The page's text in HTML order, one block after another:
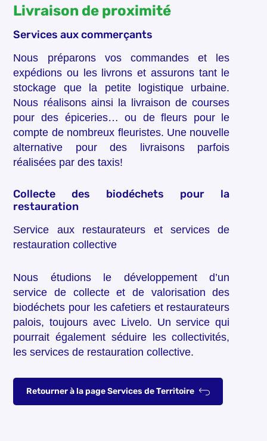
Livraison de proximité
Services aux commerçants
Nous préparons vos commandes et les
expédions ou les livrons et assurons tant le
stockage que la petite logistique urbaine.
Nous réalisons ainsi la livraison de courses
pour des épiceries… ou de fleurs pour le
compte de nombreux fleuristes. Une nouvelle
alternative pour des livraisons parfois
réalisées par des taxis!
Collecte des biodéchets pour la
restauration
Service aux restaurateurs et services de
restauration collective
Nous étudions le développement d’un
service de collecte et de valorisation des
biodéchets pour les cafetiers et restaurateurs
palois, toujours avec Livelo. Un service qui
pourrait également séduire les collectivités,
les services de restauration collective.
Retourner à la page Services de Territoire